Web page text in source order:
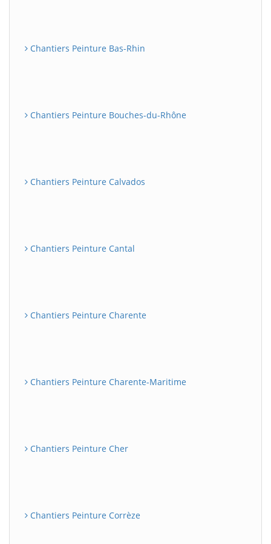
Chantiers Peinture Bas-Rhin
Chantiers Peinture Bouches-du-Rhône
Chantiers Peinture Calvados
Chantiers Peinture Cantal
Chantiers Peinture Charente
Chantiers Peinture Charente-Maritime
Chantiers Peinture Cher
Chantiers Peinture Corrèze